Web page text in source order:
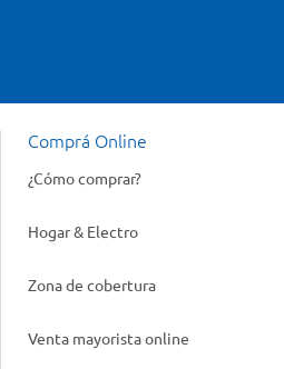
Comprá Online
¿Cómo comprar?
Hogar & Electro
Zona de cobertura
Venta mayorista online